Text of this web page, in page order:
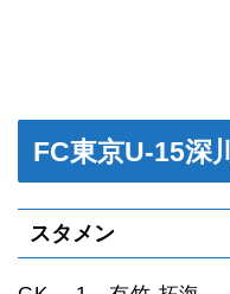
FC東京U-15深川
スタメン